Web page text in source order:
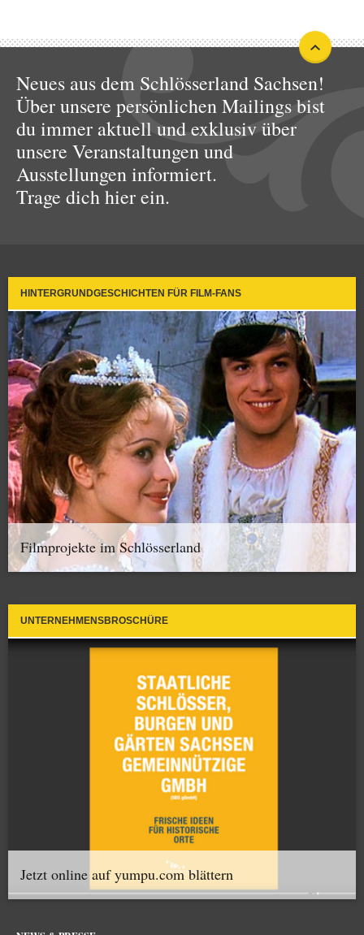
Neues aus dem Schlösserland Sachsen!
Über unsere persönlichen Mailings bist
du immer aktuell und exklusiv über
unsere Veranstaltungen und
Ausstellungen informiert.
Trage dich hier ein.
HINTERGRUNDGESCHICHTEN FÜR FILM-FANS
Filmprojekte im Schlösserland
UNTERNEHMENSBROSCHÜRE
Jetzt online auf yumpu.com blättern